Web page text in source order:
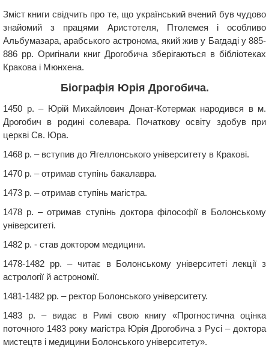
Зміст книги свідчить про те, що український вчений був чудово
знайомий з працями Аристотеля, Птолемея і особливо
Альбумазара, арабського астронома, який жив у Багдаді у 885-
886 рр. Оригінали книг Дрогобича зберігаються в бібліотеках
Кракова і Мюнхена.
Біографія Юрія Дрогобича.
1450 р. – Юрій Михайлович Донат-Котермак народився в м.
Дрогобич в родині солевара. Початкову освіту здобув при
церкві Св. Юра.
1468 р. – вступив до Ягеллонського університету в Кракові.
1470 р. – отримав ступінь бакалавра.
1473 р. – отримав ступінь магістра.
1478 р. – отримав ступінь доктора філософії в Болонському
університеті.
1482 р. ​​- став доктором медицини.
1478-1482 рр. – читає в Болонському університеті лекції з
астрології й астрономії.
1481-1482 рр. – ректор Болонського університету.
1483 р. – видає в Римі свою книгу «Прогностична оцінка
поточного 1483 року магістра Юрія Дрогобича з Русі – доктора
мистецтв і медицини Болонського університету».